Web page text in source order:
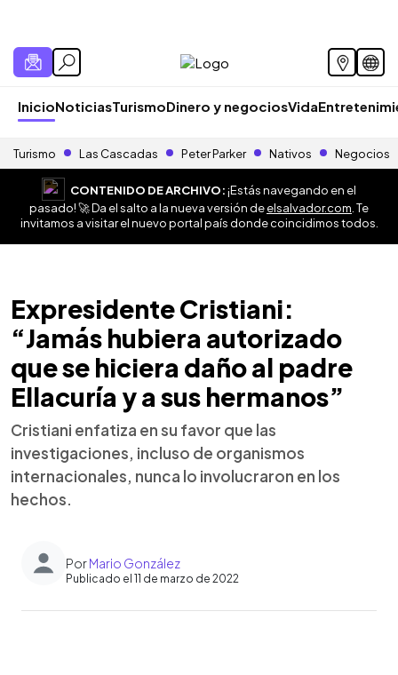
InicioNoticiasTurismoDinero y negociosVida
Turismo Las Cascadas Peter Parker Nativos Negocios
CONTENIDO DE ARCHIVO:¡Estás navegando en el
pasado! 🚀 Da el salto a la nueva versión deelsalvador.com . Te
invitamos a visitar el nuevo portal país donde coincidimos todos.
Expresidente Cristiani:
“Jamás hubiera autorizado
que se hiciera daño al padre
Ellacuría y a sus hermanos”
Cristiani enfatiza en su favor que las
investigaciones, incluso de organismos
internacionales, nunca lo involucraron en los
hechos.
PorMario González
Publicado el 11 de marzo de 2022